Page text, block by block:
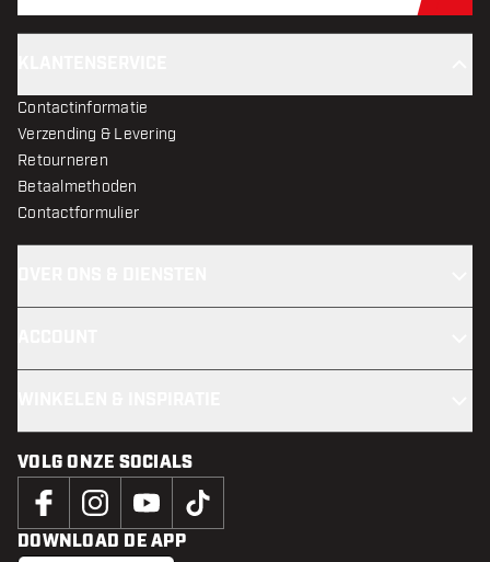
Contactinformatie
Verzending & Levering
Retourneren
Betaalmethoden
Contactformulier
VOLG ONZE SOCIALS
DOWNLOAD DE APP